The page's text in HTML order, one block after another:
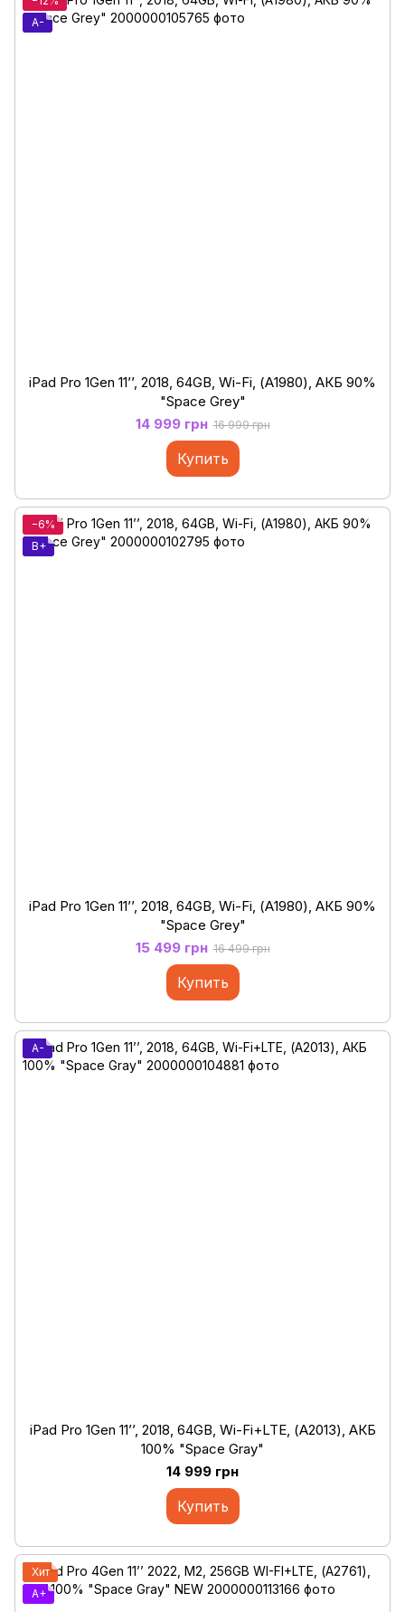
A-
iPad Pro 1Gen 11’’, 2018, 64GB, Wi-Fi, (А1980), АКБ 90%
"Space Grey"
14 999 грн 16 999 грн
Купить
−6%
B+
iPad Pro 1Gen 11’’, 2018, 64GB, Wi-Fi, (А1980), АКБ 90%
"Space Grey"
15 499 грн 16 499 грн
Купить
A-
iPad Pro 1Gen 11’’, 2018, 64GB, Wi-Fi+LTE, (А2013), АКБ
100% "Space Gray"
14 999 грн
Купить
Хит
A+